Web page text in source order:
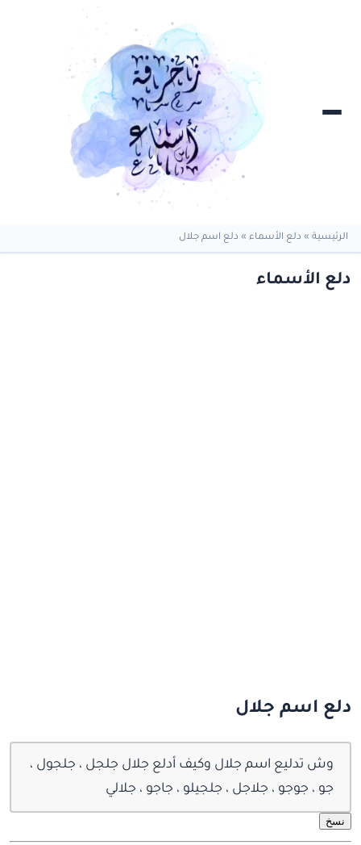
الرئيسية » دلع الأسماء » دلع اسم جلال
دلع الأسماء
دلع اسم جلال
وش تدليع اسم جلال وكيف أدلع جلال جلجل ، جلجول ،
جو ، جوجو ، جلاجل ، جلجيلو ، جاجو ، جلالي
نسخ